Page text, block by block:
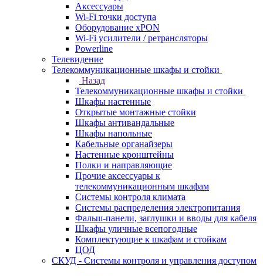
Аксессуары
Wi-Fi точки доступа
Оборудование хPON
Wi-Fi усилители / ретрансляторы
Powerline
Телевидение
Телекоммуникационные шкафы и стойки
Назад
Телекоммуникационные шкафы и стойки
Шкафы настенные
Открытые монтажные стойки
Шкафы антивандальные
Шкафы напольные
Кабельные органайзеры
Настенные кронштейны
Полки и направляющие
Прочие аксессуары к
телекоммуникационным шкафам
Системы контроля климата
Системы распределения электропитания
Фальш-панели, заглушки и вводы для кабеля
Шкафы уличные всепогодные
Комплектующие к шкафам и стойкам
ЦОД
СКУД - Системы контроля и управления доступом